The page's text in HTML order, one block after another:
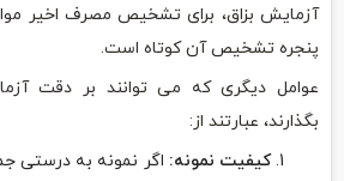
آزمایش بزاق، برای تشخیص مصرف اخیر
پنجره تشخیص آن کوتاه است.
عوامل دیگری که می توانند بر دقت
بگذارند، عبارتند از:
کیفیت نمونه: اگر نمونه به درستی